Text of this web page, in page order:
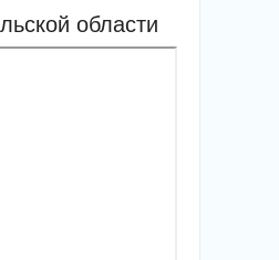
области